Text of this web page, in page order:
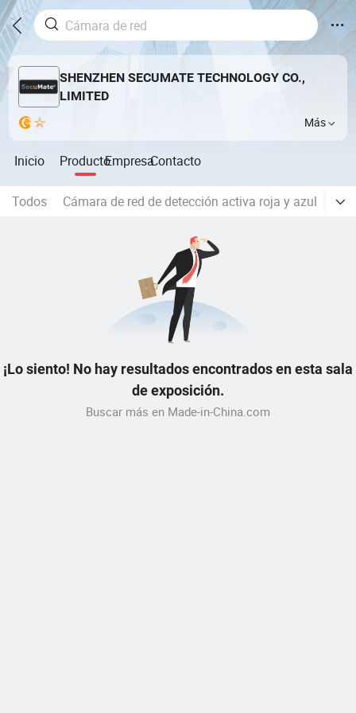
SHENZHEN SECUMATE TECHNOLOGY CO.,
LIMITED
Más
Inicio ProductoEmpresaContacto
Todos Cámara de red de detección activa roja y azul
¡Lo siento! No hay resultados encontrados en esta sala
de exposición.
Buscar más en Made-in-China.com